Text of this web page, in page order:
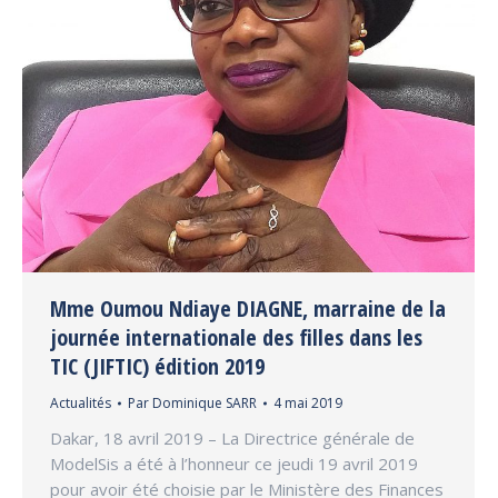
Mme Oumou Ndiaye DIAGNE, marraine de la
journée internationale des filles dans les
TIC (JIFTIC) édition 2019
Actualités Par Dominique SARR 4 mai 2019
Dakar, 18 avril 2019 – La Directrice générale de
ModelSis a été à l’honneur ce jeudi 19 avril 2019
pour avoir été choisie par le Ministère des Finances